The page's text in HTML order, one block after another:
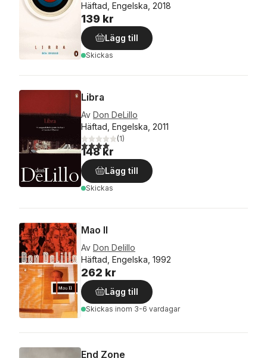
Häftad, Engelska, 2018
139 kr
Lägg till
Skickas
Libra
Av Don DeLillo
Häftad, Engelska, 2011
4,0utav 5 stjärnor. Totalt antal röster:
(1)
148 kr
Lägg till
Skickas
Mao II
Av Don Delillo
Häftad, Engelska, 1992
262 kr
Lägg till
Skickas inom 3-6 vardagar
End Zone